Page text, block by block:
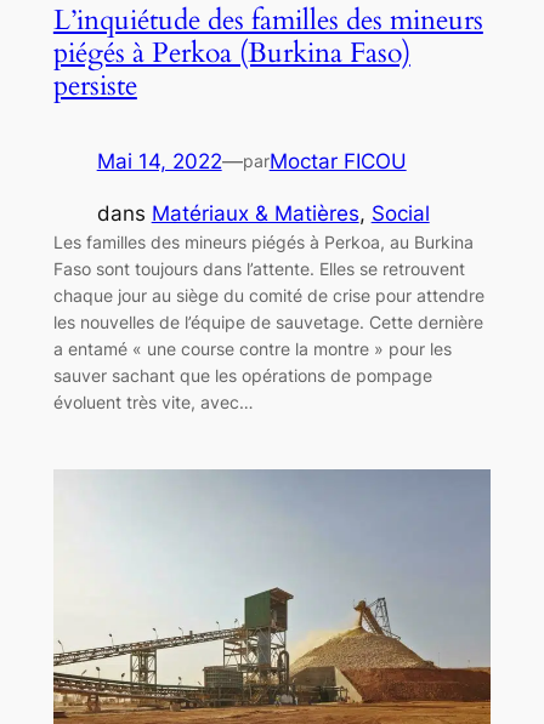
L’inquiétude des familles des mineurs
piégés à Perkoa (Burkina Faso)
persiste
Mai 14, 2022—parMoctar FICOU
dans Matériaux & Matières, Social
Les familles des mineurs piégés à Perkoa, au Burkina
Faso sont toujours dans l’attente. Elles se retrouvent
chaque jour au siège du comité de crise pour attendre
les nouvelles de l’équipe de sauvetage. Cette dernière
a entamé « une course contre la montre » pour les
sauver sachant que les opérations de pompage
évoluent très vite, avec…